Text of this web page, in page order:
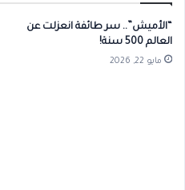
“الأميش”.. سر طائفة انعزلت عن
العالم 500 سنة!
مايو 22, 2026